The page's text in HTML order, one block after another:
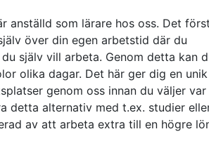
anställd som lärare hos oss. Det
över din egen arbetstid där du
själv vill arbeta. Genom detta kan
olika dagar. Det här ger dig en unik
genom oss innan du väljer var
detta alternativ med t.ex. studier
av att arbeta extra till en högre